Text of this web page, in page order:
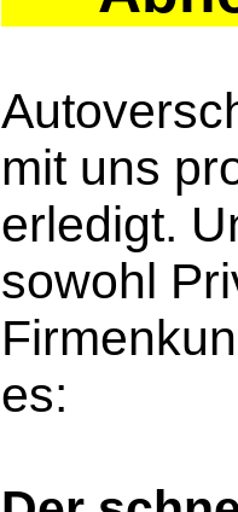
mit uns
erledigt.
sowohl
es: